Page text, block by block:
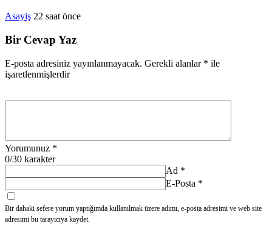
Asayiş 22 saat önce
Bir Cevap Yaz
E-posta adresiniz yayınlanmayacak. Gerekli alanlar * ile
işaretlenmişlerdir
Yorumunuz *
0/30 karakter
Ad *
E-Posta *
Bir dahaki sefere yorum yaptığımda kullanılmak üzere adımı, e-posta adresimi ve web site
adresimi bu tarayıcıya kaydet.